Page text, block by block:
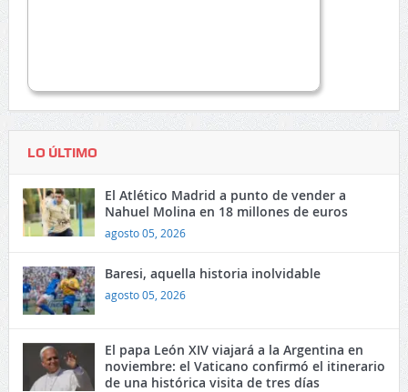
LO ÚLTIMO
El Atlético Madrid a punto de vender a
Nahuel Molina en 18 millones de euros
agosto 05, 2026
Baresi, aquella historia inolvidable
agosto 05, 2026
El papa León XIV viajará a la Argentina en
noviembre: el Vaticano confirmó el itinerario
de una histórica visita de tres días